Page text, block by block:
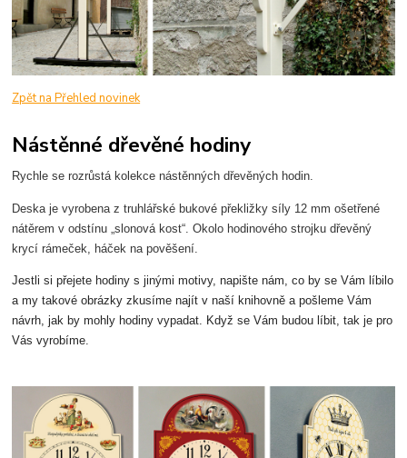
Zpět na Přehled novinek
Nástěnné dřevěné hodiny
Rychle se rozrůstá kolekce nástěnných dřevěných hodin.
Deska je vyrobena z truhlářské bukové překližky síly 12 mm ošetřené
nátěrem v odstínu „slonová kost“. Okolo hodinového strojku dřevěný
krycí rámeček, háček na pověšení.
Jestli si přejete hodiny s jinými motivy, napište nám, co by se Vám líbilo
a my takové obrázky zkusíme najít v naší knihovně a pošleme Vám
návrh, jak by mohly hodiny vypadat. Když se Vám budou líbit, tak je pro
Vás vyrobíme.